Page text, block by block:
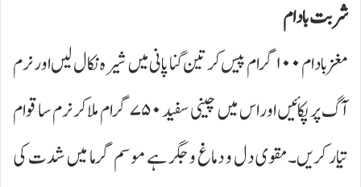
شربت بادام
مغز بادام ۱۰۰ گرام پیس کر تین گنا پانی میں شیرہ نکال لیں اور نرم
آگ پر پکائیں اور اس میں چینی سفید ۷۵۰ گرام ملا کر نرم سا قوام
تیار کریں۔مقوی دل و دماغ و جگر ہے موسم گرما میں شدت کی